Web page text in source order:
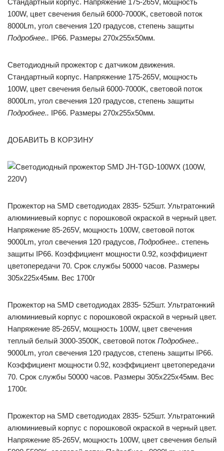
Стандартный корпус. Напряжение 175-265V, мощность
100W, цвет свечения белый 6000-7000K, световой поток
8000Lm, угол свечения 120 градусов, степень защиты
Подробнее.. IP66. Размеры 270x255x50мм.
Светодиодный прожектор с датчиком движения.
Стандартный корпус. Напряжение 175-265V, мощность
100W, цвет свечения белый 6000-7000K, световой поток
8000Lm, угол свечения 120 градусов, степень защиты
Подробнее.. IP66. Размеры 270x255x50мм.
ДОБАВИТЬ В КОРЗИНУ
Прожектор на SMD светодиодах 2835- 525шт. Ультратонкий
алюминиевый корпус с порошковой окраской в черный цвет.
Напряжение 85-265V, мощность 100W, световой поток
9000Lm, угол свечения 120 градусов, Подробнее.. степень
защиты IP66. Коэффициент мощности 0.92, коэффициент
цветопередачи 70. Срок службы 50000 часов. Размеры
305x225x45мм. Вес 1700г
Прожектор на SMD светодиодах 2835- 525шт. Ультратонкий
алюминиевый корпус с порошковой окраской в черный цвет.
Напряжение 85-265V, мощность 100W, цвет свечения
теплый белый 3000-3500K, световой поток Подробнее..
9000Lm, угол свечения 120 градусов, степень защиты IP66.
Коэффициент мощности 0.92, коэффициент цветопередачи
70. Срок службы 50000 часов. Размеры 305x225x45мм. Вес
1700г.
Прожектор на SMD светодиодах 2835- 525шт. Ультратонкий
алюминиевый корпус с порошковой окраской в черный цвет.
Напряжение 85-265V, мощность 100W, цвет свечения белый